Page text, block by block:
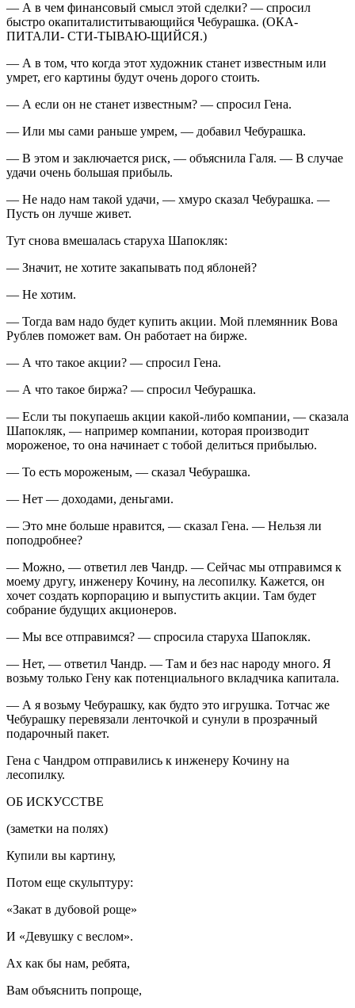
— А в чем финансовый смысл этой сделки? — спросил
быстро окапиталиститывающийся Чебурашка. (ОКА-
ПИТАЛИ- СТИ-ТЫВАЮ-ЩИЙСЯ.)
— А в том, что когда этот художник станет известным или
умрет, его картины будут очень дорого стоить.
— А если он не станет известным? — спросил Гена.
— Или мы сами раньше умрем, — добавил Чебурашка.
— В этом и заключается риск, — объяснила Галя. — В случае
удачи очень большая прибыль.
— Не надо нам такой удачи, — хмуро сказал Чебурашка. —
Пусть он лучше живет.
Тут снова вмешалась старуха Шапокляк:
— Значит, не хотите закапывать под яблоней?
— Не хотим.
— Тогда вам надо будет купить акции. Мой племянник Вова
Рублев поможет вам. Он работает на бирже.
— А что такое акции? — спросил Гена.
— А что такое биржа? — спросил Чебурашка.
— Если ты покупаешь акции какой-либо компании, — сказала
Шапокляк, — например компании, которая производит
мороженое, то она начинает с тобой делиться прибылью.
— То есть мороженым, — сказал Чебурашка.
— Нет — доходами, деньгами.
— Это мне больше нравится, — сказал Гена. — Нельзя ли
поподробнее?
— Можно, — ответил лев Чандр. — Сейчас мы отправимся к
моему другу, инженеру Кочину, на лесопилку. Кажется, он
хочет создать корпорацию и выпустить акции. Там будет
собрание будущих акционеров.
— Мы все отправимся? — спросила старуха Шапокляк.
— Нет, — ответил Чандр. — Там и без нас народу много. Я
возьму только Гену как потенциального вкладчика капитала.
— А я возьму Чебурашку, как будто это игрушка. Тотчас же
Чебурашку перевязали ленточкой и сунули в прозрачный
подарочный пакет.
Гена с Чандром отправились к инженеру Кочину на
лесопилку.
ОБ ИСКУССТВЕ
(заметки на полях)
Купили вы картину,
Потом еще скульптуру:
«Закат в дубовой роще»
И «Девушку с веслом».
Ах как бы нам, ребята,
Вам объяснить попроще,